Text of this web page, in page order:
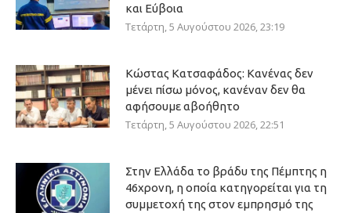
και Εύβοια
Τετάρτη, 5 Αυγούστου 2026, 23:19
Κώστας Κατσαφάδος: Κανένας δεν
μένει πίσω μόνος, κανέναν δεν θα
αφήσουμε αβοήθητο
Τετάρτη, 5 Αυγούστου 2026, 22:51
Στην Ελλάδα το βράδυ της Πέμπτης η
46χρονη, η οποία κατηγορείται για τη
συμμετοχή της στον εμπρησμό της